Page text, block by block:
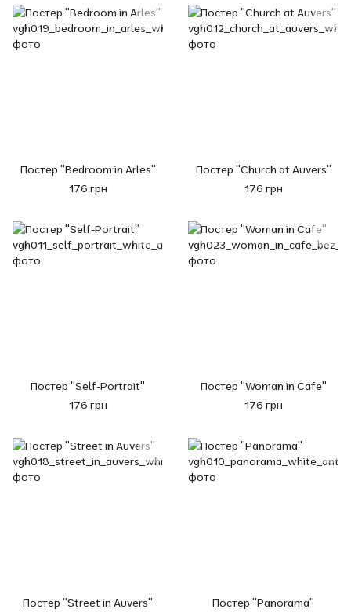
Постер "Bedroom in Arles"
176 грн
Постер "Church at Auvers"
176 грн
Постер "Self-Portrait"
176 грн
Постер "Woman in Cafe"
176 грн
Постер "Street in Auvers" Постер "Panorama"